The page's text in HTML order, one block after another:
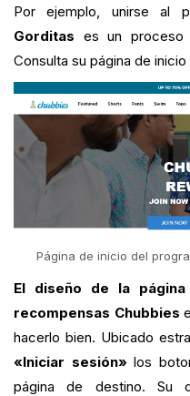
Por ejemplo, unirse al
Gorditas es un proceso
Consulta su página de
Página de inicio del
El diseño de la
recompensas Chubbies
hacerlo bien. Ubicado
«Iniciar sesión»los
página de destino. Su